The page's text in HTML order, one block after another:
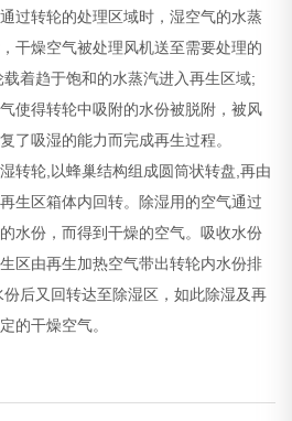
转轮的处理区域时，湿空气的水蒸
干燥空气被处理风机送至需要处理的
着趋于饱和的水蒸汽进入再生区域;
使得转轮中吸附的水份被脱附，被风
了吸湿的能力而完成再生过程。
轮,以蜂巢结构组成圆筒状转盘,再由
生区箱体内回转。除湿用的空气通过
水份，而得到干燥的空气。吸收水份
区由再生加热空气带出转轮内水份排
后又回转达至除湿区，如此除湿及再
的干燥空气。